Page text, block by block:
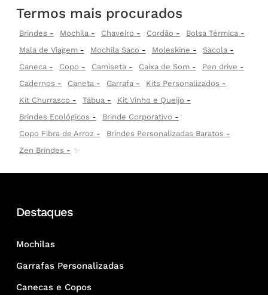
Termos mais procurados
Brindes Mochila Chaveiro Cordão
Bolsa Térmica
Mala de Viagem
Mochila Saco Moleskine
Sacola
Caneca
Copo Camiseta Caixa de Som
Pen drive
Cadernos
Caneta Garrafa
Kits Personalizados
Kit Churrasco
Tábua
Kit Vinho e Queijo
Brindes Ecológicos
Brinde Corporativo
Copo Fibra de Arroz
Brindes Personalizadas Baratos
Zen Brindes
✨
Destaques
Mochilas
Garrafas Personalizadas
Canecas e Copos